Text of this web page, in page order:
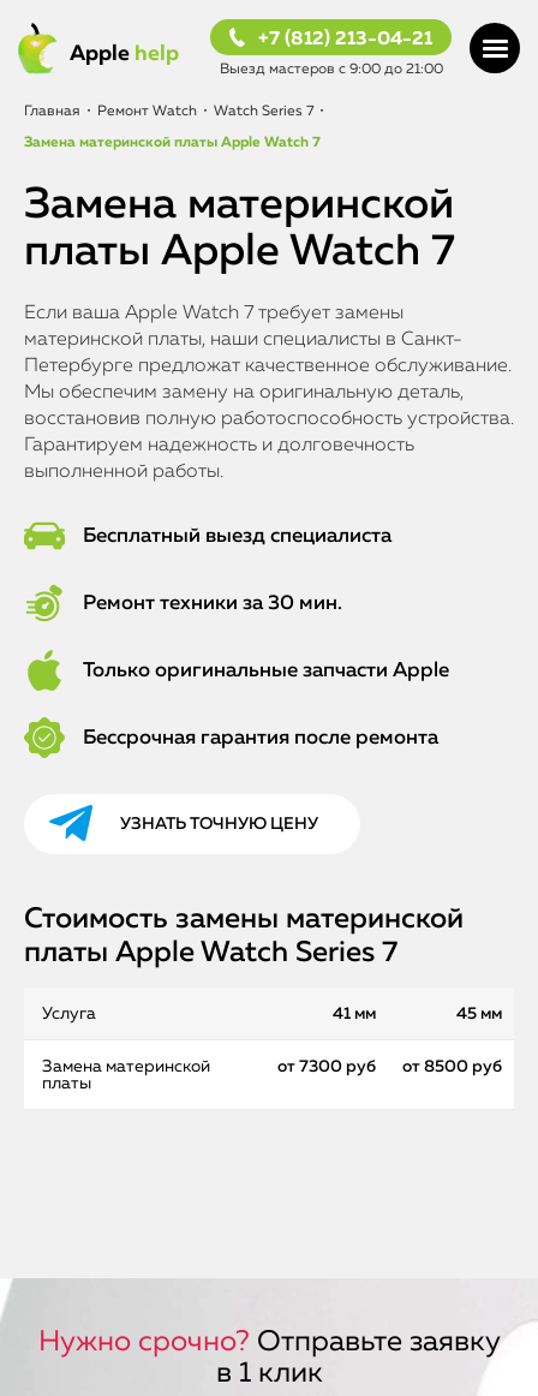
Apple help
+7 (812) 213-04-21
Выезд мастеров с 9:00 до 21:00
Главная • Ремонт Watch • Watch Series 7 •
Замена материнской платы Apple Watch 7
Замена материнской
платы Apple Watch 7
Если ваша Apple Watch 7 требует замены
материнской платы, наши специалисты в Санкт-
Петербурге предложат качественное обслуживание.
Мы обеспечим замену на оригинальную деталь,
восстановив полную работоспособность устройства.
Гарантируем надежность и долговечность
выполненной работы.
Бесплатный выезд специалиста
Ремонт техники за 30 мин.
Только оригинальные запчасти Apple
Бессрочная гарантия после ремонта
УЗНАТЬ ТОЧНУЮ ЦЕНУ
Стоимость замены материнской
платы Apple Watch Series 7
Услуга 41 мм 45 мм
Замена материнской
платы
от 7300 руб от 8500 руб
Нужно срочно? Отправьте заявку
в 1 клик